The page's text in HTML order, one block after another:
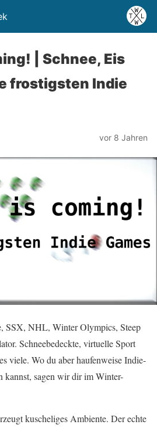
| Schnee, Eis
frostigsten Indie
vor 8 Jahren
SSX, NHL, Winter Olympics, Steep
Schneebedeckte, virtuelle Sport
viele. Wo du aber haufenweise Indie-
kannst, sagen wir dir im Winter-
kuscheliges Ambiente. Der echte